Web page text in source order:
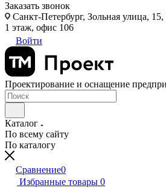
Заказать звонок
Санкт-Петербург, Зольная улица,
1 этаж, офис 106
Войти
Проектирование и оснащение
Каталог
По всему сайту
По каталогу
Сравнение0
Избранные товары 0